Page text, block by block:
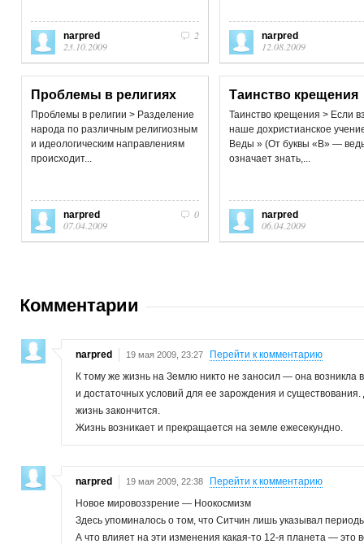
narpred
23.10.2009
2 narpred
12.08.2009
Проблемы в религиях
Проблемы в религии > Разделение
народа по различным религиозным
и идеологическим направлениям
происходит...
narpred
07.04.2009
0
Таинство крещения
Таинство крещения > Если
наше дохристианское
Веды » (От буквы «В» —
означает знать,...
narpred
06.04.2009
Комментарии
narpred 19 мая 2009, 23:27
Перейти к комментарию
К тому же жизнь на Землю никто не заносил — она возникла
и достаточных условий для ее зарождения и существования.
жизнь закончится.
Жизнь возникает и прекращается на земле ежесекундно.
narpred 19 мая 2009, 22:38
Перейти к комментарию
Новое мировоззрение — Ноокосмизм
Здесь упоминалось о том, что Ситчин лишь указывал
А что влияет на эти изменения какая-то 12-я планета — это